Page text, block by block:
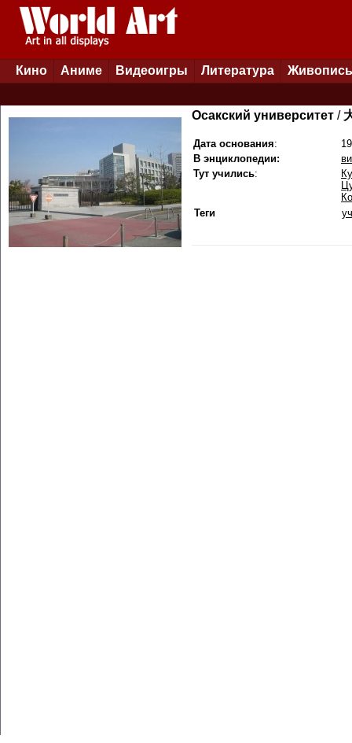
Кино Аниме Видеоигры Литература Живопись
Осакский университет /
Дата основания:
В энциклопедии:
Тут учились:
Теги